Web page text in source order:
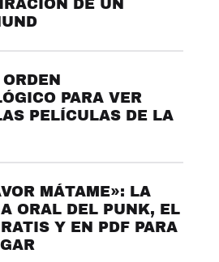
DE UN
PARA VER
PELÍCULAS DE LA
MÁTAME»: LA
ORAL DEL PUNK, EL
Y EN PDF PARA